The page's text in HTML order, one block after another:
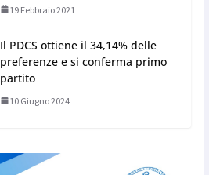
19 Febbraio 2021
Il PDCS ottiene il 34,14% delle
preferenze e si conferma primo
partito
10 Giugno 2024